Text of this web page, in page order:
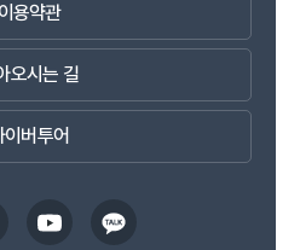
이용약관
오시는 길
이버투어